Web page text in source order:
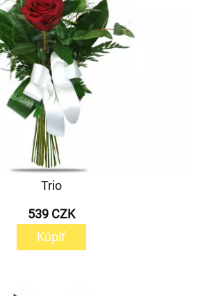
Trio
539 CZK
Kúpiť